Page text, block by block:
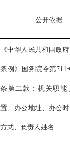
公开依据
《中华人民共和国政
条例》国务院令第711
条第二款：机关职能
置、办公地址、办公
方式、负责人姓名